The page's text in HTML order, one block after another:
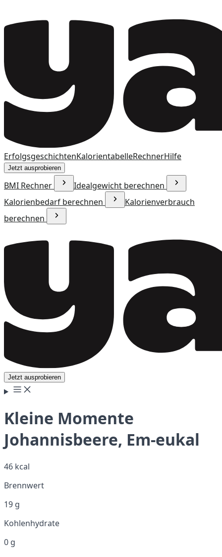
ErfolgsgeschichtenKalorientabelleRechnerHilfe
Jetzt ausprobieren
BMI Rechner
Idealgewicht berechnen
Kalorienbedarf berechnen
Kalorienverbrauch
berechnen
Jetzt ausprobieren
Kleine Momente
Johannisbeere, Em-eukal
46 kcal
Brennwert
19 g
Kohlenhydrate
0 g